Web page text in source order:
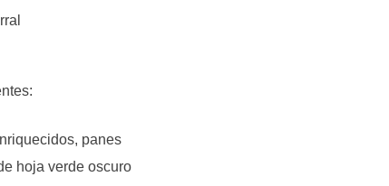
panes
hoja verde oscuro